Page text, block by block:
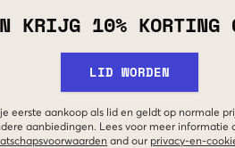
KRIJG 10% KORTING
LID WORDEN
eerste aankoop als lid en geldt op normale
aanbiedingen. Lees voor meer informatie
and our privacy-en-